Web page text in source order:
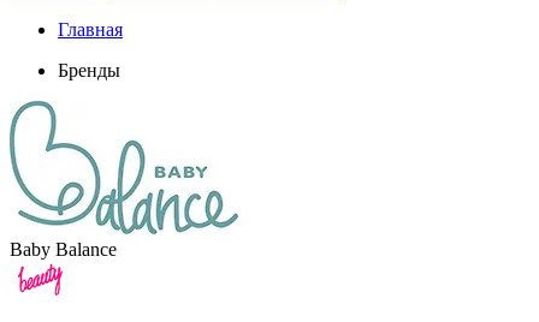
Главная
Бренды
Baby Balance